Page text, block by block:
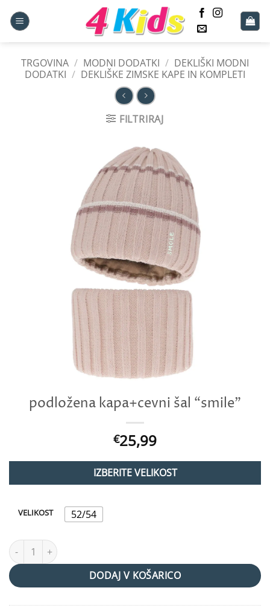
na
TRGOVINA / MODNI DODATKI / DEKLIŠKI MODNI
DODATKI / DEKLIŠKE ZIMSKE KAPE IN KOMPLETI
FILTRIRAJ
podložena kapa+cevni šal “smile”
€25,99
IZBERITE VELIKOST
VELIKOST 52/54
podložena kapa+cevni šal "smile" količina
DODAJ V KOŠARICO